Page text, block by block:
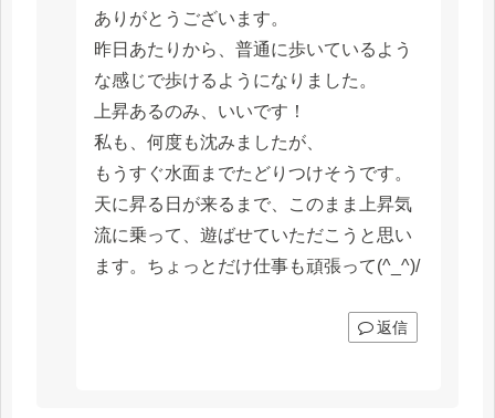
ありがとうございます。
昨日あたりから、普通に歩いているよう
な感じで歩けるようになりました。
上昇あるのみ、いいです！
私も、何度も沈みましたが、
もうすぐ水面までたどりつけそうです。
天に昇る日が来るまで、このまま上昇気
流に乗って、遊ばせていただこうと思い
ます。ちょっとだけ仕事も頑張って(^_^)/
返信